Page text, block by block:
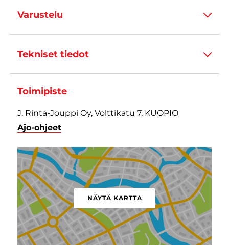
Varustelu
Tekniset tiedot
Toimipiste
J. Rinta-Jouppi Oy, Volttikatu 7, KUOPIO
Ajo-ohjeet
NÄYTÄ KARTTA